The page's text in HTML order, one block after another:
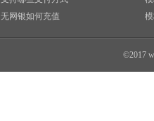
无网银如何充值
©2017